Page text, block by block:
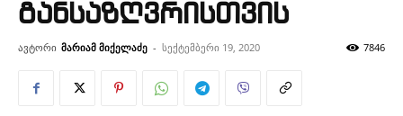
განსაზღვრისთვის
ავტორი მარიამ მიქელაძე - სექტემბერი 19, 2020 7846